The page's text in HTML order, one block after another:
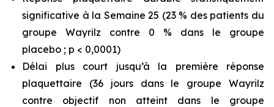
significative à la Semaine 25 (23 % des patients du
groupe Wayrilz contre 0 % dans le groupe
placebo ; p < 0,0001)
Délai plus court jusqu’à la première réponse
plaquettaire (36 jours dans le groupe Wayrilz
contre objectif non atteint dans le groupe